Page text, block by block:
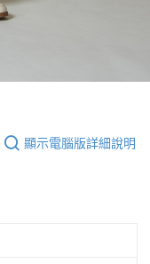
顯示電腦版詳細說明